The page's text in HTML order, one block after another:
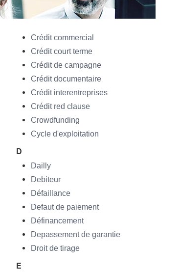
Crédit commercial
Crédit court terme
Crédit de campagne
Crédit documentaire
Crédit interentreprises
Crédit red clause
Crowdfunding
Cycle d'exploitation
D
Dailly
Debiteur
Défaillance
Defaut de paiement
Définancement
Depassement de garantie
Droit de tirage
E